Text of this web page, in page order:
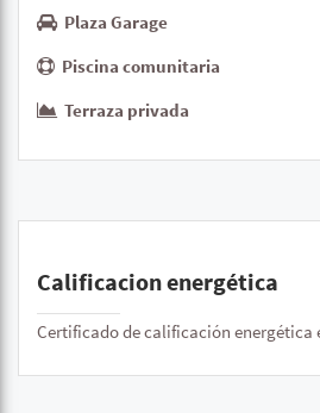
Plaza Garage
Piscina comunitaria
Terraza privada
Calificacion energética
Certificado de calificación energética